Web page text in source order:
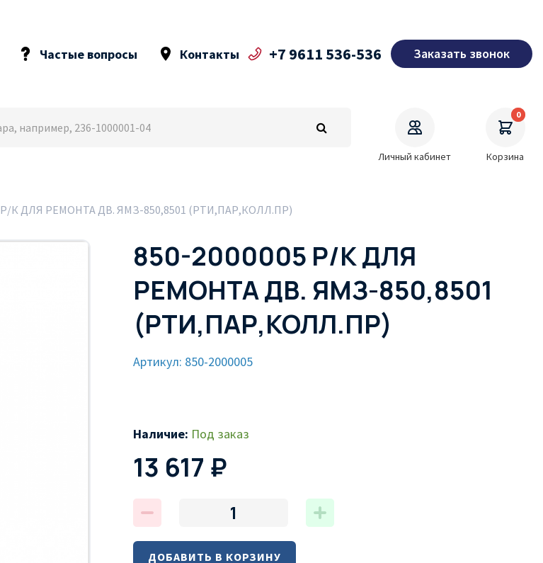
Частые вопросы Контакты +7 9611 536-536 Заказать звонок
Личный кабинет
0
Корзина
Р/К ДЛЯ РЕМОНТА ДВ. ЯМЗ-850,8501 (РТИ,ПАР,КОЛЛ.ПР)
850-2000005 Р/К ДЛЯ
РЕМОНТА ДВ. ЯМЗ-850,8501
(РТИ,ПАР,КОЛЛ.ПР)
Артикул: 850-2000005
Наличие: Под заказ
13 617 ₽
ДОБАВИТЬ В КОРЗИНУ